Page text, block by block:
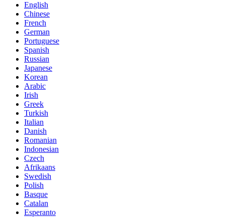
English
Chinese
French
German
Portuguese
Spanish
Russian
Japanese
Korean
Arabic
Irish
Greek
Turkish
Italian
Danish
Romanian
Indonesian
Czech
Afrikaans
Swedish
Polish
Basque
Catalan
Esperanto